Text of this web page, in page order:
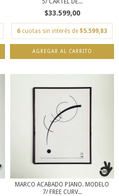
5/ CARTEL DE...
$33.599,00
6 cuotas sin interés de $5.599,83
AGREGAR AL CARRITO
MARCO ACABADO PIANO. MODELO
7/ FREE CURV...